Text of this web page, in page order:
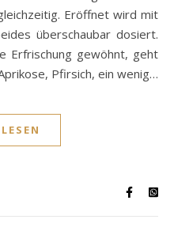
Eröffnet wird mit
überschaubar dosiert.
Erfrischung gewöhnt, geht
Pfirsich, ein wenig…